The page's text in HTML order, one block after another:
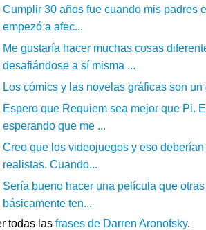
Cumplir 30 años fue cuando mis padres
empezó a afec...
Me gustaría hacer muchas cosas
desafiándose a sí misma ...
Los cómics y las novelas gráficas son
Espero que Requiem sea mejor que Pi.
esperando que me ...
Creo que los videojuegos y eso
realistas. Cuando...
Sería bueno hacer una película que
básicamente ten...
todas las frases de Darren Aronofsky.